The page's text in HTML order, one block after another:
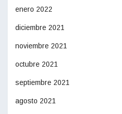
enero 2022
diciembre 2021
noviembre 2021
octubre 2021
septiembre 2021
agosto 2021